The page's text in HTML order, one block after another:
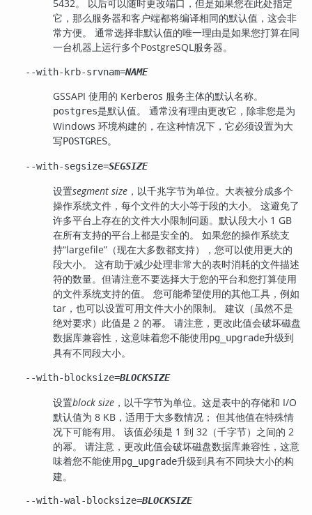
5432。 以后可以随时更改端口，但是如果您在此处指定
它，那么服务器和客户端都将编译相同的默认值，这会非
常方便。 通常选择非默认值的唯一理由是如果您打算在同
一台机器上运行多个PostgreSQL 服务器。
--with-krb-srvnam=NAME
GSSAPI 使用的 Kerberos 服务主体的默认名称。
postgres是默认值。 通常没有理由更改它，除非您是为
Windows 环境构建的，在这种情况下，它必须设置为大
写POSTGRES。
--with-segsize=SEGSIZE
设置segment size ，以千兆字节为单位。大表被分成多个
操作系统文件，每个文件的大小等于段的大小。 这避免了
许多平台上存在的文件大小限制问题。默认段大小 1 GB
在所有支持的平台上都是安全的。 如果您的操作系统支
持“largefile” （现在大多数都支持），您可以使用更大的
段大小。 这有助于减少处理非常大的表时消耗的文件描述
符的数量。但请注意不要选择大于您的平台和您打算使用
的文件系统支持的值。 您可能希望使用的其他工具，例如
tar ，也可以设置可用文件大小的限制。 建议（虽然不是
绝对要求）此值是 2 的幂。 请注意，更改此值会破坏磁盘
数据库兼容性，这意味着您不能使用pg_upgrade升级到
具有不同段大小。
--with-blocksize=BLOCKSIZE
设置block size ，以千字节为单位。这是表中的存储和 I/O
默认值为 8 KB，适用于大多数情况； 但其他值在特殊情
况下可能有用。 该值必须是 1 到 32（千字节）之间的 2
的幂。 请注意，更改此值会破坏磁盘数据库兼容性，这意
味着您不能使用pg_upgrade升级到具有不同块大小的构
建。
--with-wal-blocksize=BLOCKSIZE